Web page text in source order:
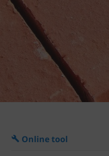
Online tool